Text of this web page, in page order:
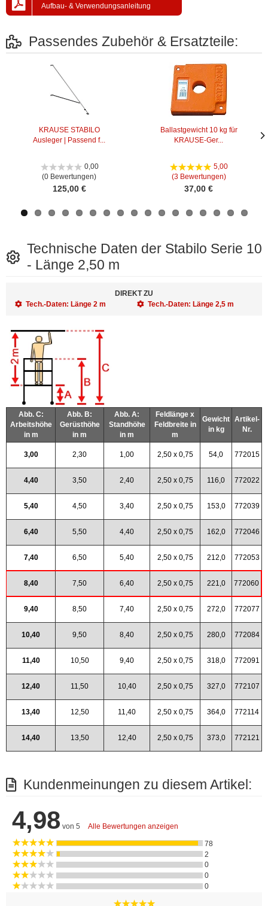
Aufbau- & Verwendungsanleitung
Passendes Zubehör & Ersatzteile:
KRAUSE STABILO
Ausleger | Passend f...
0,00
(0 Bewertungen)
125,00 €
Ballastgewicht 10 kg für
KRAUSE-Ger...
5,00
(3 Bewertungen)
37,00 €
Technische Daten der Stabilo Serie 10
- Länge 2,50 m
DIREKT ZU
Tech.-Daten: Länge 2 m
Tech.-Daten: Länge 2,5 m
Abb. C:
Arbeitshöhe
in m
Abb. B:
Gerüsthöhe
in m
Abb. A:
Standhöhe
in m
Feldlänge x
Feldbreite in
m
Gewicht
in kg
Artikel-
Nr.
3,00 2,30 1,00 2,50 x 0,75 54,0 772015
4,40 3,50 2,40 2,50 x 0,75 116,0 772022
5,40 4,50 3,40 2,50 x 0,75 153,0 772039
6,40 5,50 4,40 2,50 x 0,75 162,0 772046
7,40 6,50 5,40 2,50 x 0,75 212,0 772053
8,40 7,50 6,40 2,50 x 0,75 221,0 772060
9,40 8,50 7,40 2,50 x 0,75 272,0 772077
10,40 9,50 8,40 2,50 x 0,75 280,0 772084
11,40 10,50 9,40 2,50 x 0,75 318,0 772091
12,40 11,50 10,40 2,50 x 0,75 327,0 772107
13,40 12,50 11,40 2,50 x 0,75 364,0 772114
14,40 13,50 12,40 2,50 x 0,75 373,0 772121
Kundenmeinungen zu diesem Artikel:
4,98 von 5 Alle Bewertungen anzeigen
78
2
0
0
0